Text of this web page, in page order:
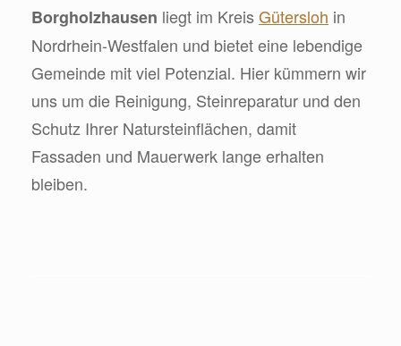
Borgholzhausen liegt im KreisGütersloh in
Nordrhein-Westfalen und bietet eine lebendige
Gemeinde mit viel Potenzial. Hier kümmern wir
uns um die Reinigung, Steinreparatur und den
Schutz Ihrer Natursteinflächen, damit
Fassaden und Mauerwerk lange erhalten
bleiben.